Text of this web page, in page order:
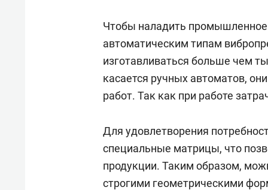
Чтобы наладить промышленное
автоматическим типам
изготавливаться больше чем
касается ручных автоматов,
работ. Так как при работе
Для удовлетворения
специальные матрицы, что
продукции. Таким образом,
строгими геометрическими